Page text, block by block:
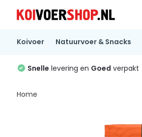
Koivoer Natuurvoer & Snacks
Snelle levering en Goed verpakt
Home